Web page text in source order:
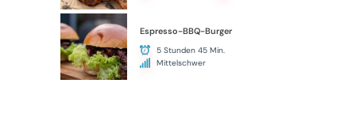
Espresso-BBQ-Burger
5 Stunden 45 Min.
Mittelschwer